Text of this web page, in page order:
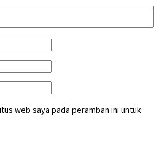
web saya pada peramban ini untuk